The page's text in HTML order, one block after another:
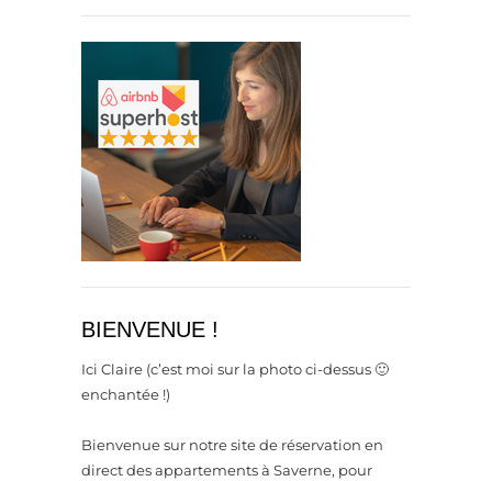
BIENVENUE !
Ici Claire (c’est moi sur la photo ci-dessus 🙂
enchantée !)
Bienvenue sur notre site de réservation en
direct des appartements à Saverne, pour